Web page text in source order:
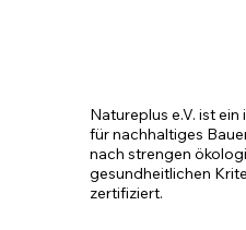
Natureplus e.V. ist
für nachhaltiges
nach strengen
gesundheitlichen
zertifiziert.